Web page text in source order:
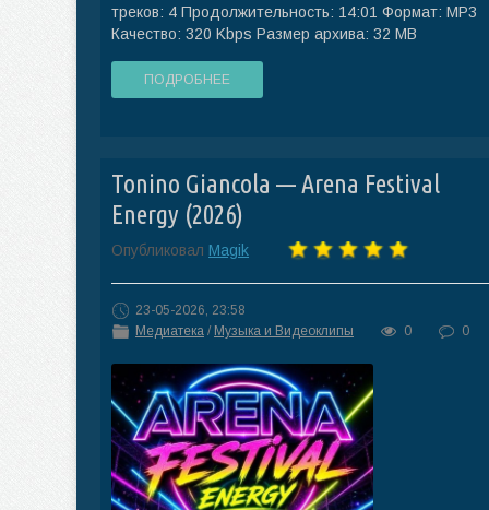
треков: 4 Продолжительность: 14:01 Формат: MP3
Качество: 320 Kbps Размер архива: 32 MB
ПОДРОБНЕЕ
Tonino Giancola — Arena Festival
Energy (2026)
Опубликовал Magik
23-05-2026, 23:58
Медиатека / Музыка и Видеоклипы 0 0